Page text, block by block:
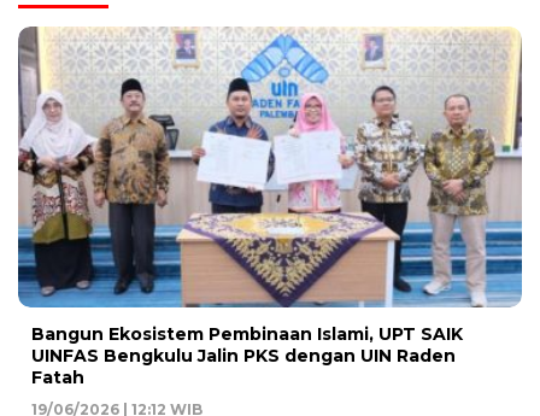
Bangun Ekosistem Pembinaan Islami, UPT SAIK
UINFAS Bengkulu Jalin PKS dengan UIN Raden
Fatah
19/06/2026 | 12:12 WIB